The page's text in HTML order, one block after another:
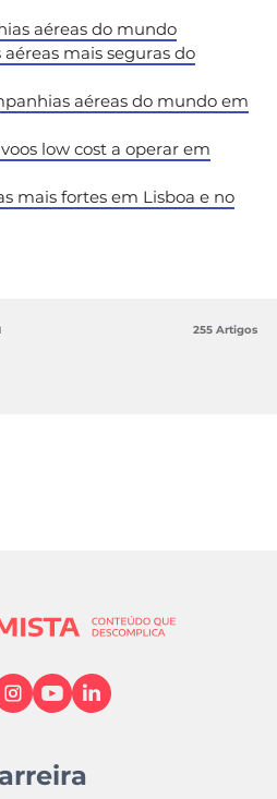
aéreas do mundo
mais seguras do
aéreas do mundo em
low cost a operar em
mais fortes em Lisboa e no
255 Artigos